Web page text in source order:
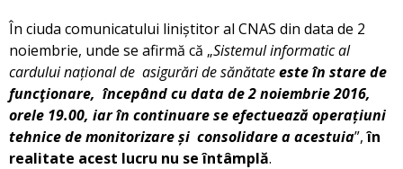
În ciuda comunicatului liniștitor al CNAS din data de 2
noiembrie, unde se afirmă că „Sistemul informatic al
cardului național de asigurări de sănătateeste în stare de
funcţionare, începând cu data de 2 noiembrie 2016,
orele 19.00, iar în continuare se efectuează operațiuni
tehnice de monitorizare și consolidare a acestuia”,în
realitate acest lucru nu se întâmplă.